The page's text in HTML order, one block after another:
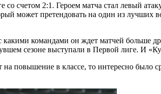
счетом 2:1. Героем матча стал левый
может претендовать на один из лучших
командами он ждет матчей больше
сезоне выступали в Первой лиге. И
повышение в классе, то интересно было